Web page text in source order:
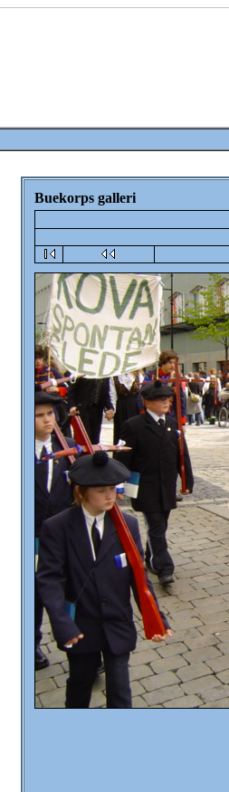
Buekorps galleri